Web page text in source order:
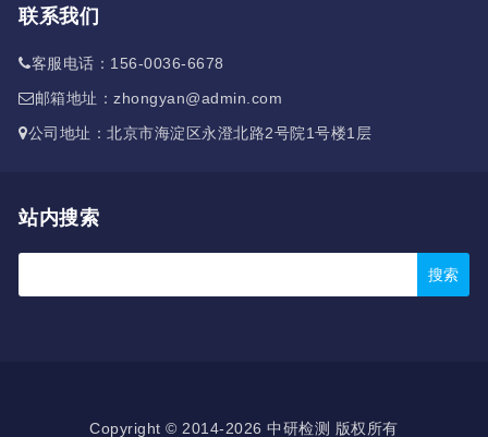
联系我们
客服电话：156-0036-6678
邮箱地址：zhongyan@admin.com
公司地址：北京市海淀区永澄北路2号院1号楼1层
站内搜索
Copyright © 2014-2026 中研检测 版权所有